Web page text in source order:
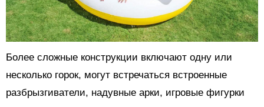
Более сложные конструкции включают одну или
несколько горок, могут встречаться встроенные
разбрызгиватели, надувные арки, игровые фигурки